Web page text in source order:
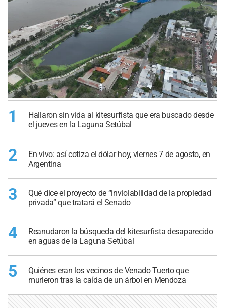
1
Hallaron sin vida al kitesurfista que era buscado desde
el jueves en la Laguna Setúbal
2
En vivo: así cotiza el dólar hoy, viernes 7 de agosto, en
Argentina
3
Qué dice el proyecto de “inviolabilidad de la propiedad
privada” que tratará el Senado
4
Reanudaron la búsqueda del kitesurfista desaparecido
en aguas de la Laguna Setúbal
5
Quiénes eran los vecinos de Venado Tuerto que
murieron tras la caída de un árbol en Mendoza